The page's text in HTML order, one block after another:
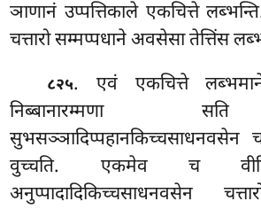
ञाणानं उप्पत्तिकाले एकचित्ते
चत्तारो सम्मप्पधाने अवसेसा तेत्तिंस
८२५. एवं एकचित्ते
निब्बानारम्मणा
सुभसञ्ञादिप्पहानकिच्चसाधनवसेन
वुच्चति. एकमेव च
अनुप्पादादिकिच्चसाधनवसेन